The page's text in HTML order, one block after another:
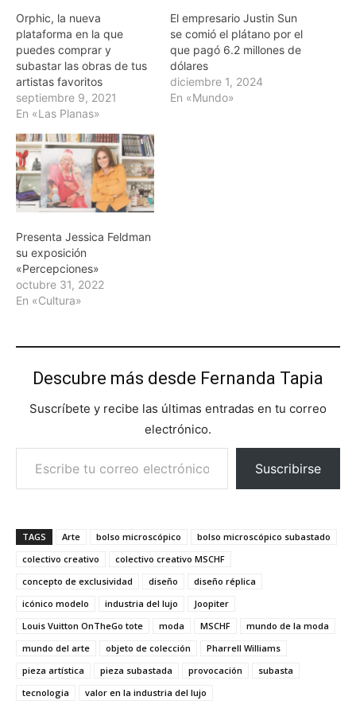
Orphic, la nueva
plataforma en la que
puedes comprar y
subastar las obras de tus
artistas favoritos
septiembre 9, 2021
En «Las Planas»
El empresario Justin Sun
se comió el plátano por el
que pagó 6.2 millones de
dólares
diciembre 1, 2024
En «Mundo»
Presenta Jessica Feldman
su exposición
«Percepciones»
octubre 31, 2022
En «Cultura»
Descubre más desde Fernanda Tapia
Suscríbete y recibe las últimas entradas en tu correo
electrónico.
Escribe tu correo electrónico…
Suscribirse
TAGS Arte bolso microscópico
bolso microscópico subastado
colectivo creativo
colectivo creativo MSCHF
concepto de exclusividad
diseño
diseño réplica
icónico modelo
industria del lujo
Joopiter
Louis Vuitton OnTheGo tote
moda MSCHF
mundo de la moda
mundo del arte
objeto de colección
Pharrell Williams
pieza artística
pieza subastada provocación
subasta
tecnologia
valor en la industria del lujo